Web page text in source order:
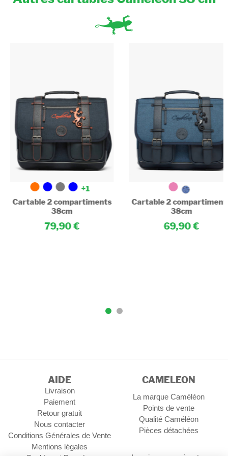
+1
Cartable 2 compartiments
38cm
79,90
Cartable 2
38cm
69,90
AIDE
Livraison
Paiement
Retour gratuit
Nous contacter
Conditions Générales de Vente
Mentions légales
CAMELEON
La marque Caméléon
Points de vente
Qualité Caméléon
Pièces détachées